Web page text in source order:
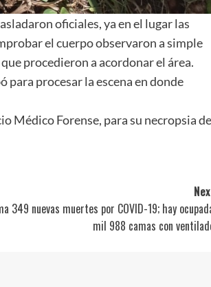
oficiales, ya en el lugar las
el cuerpo observaron a simple
procedieron a acordonar el área.
procesar la escena en donde
Médico Forense, para su necropsia de
349 nuevas muertes por COVID-19; hay
mil 988 camas con